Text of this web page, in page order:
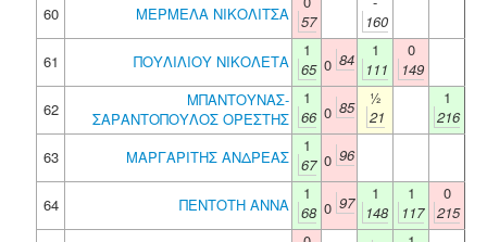
60 ΜΕΡΜΕΛΑ ΝΙΚΟΛΙΤΣΑ 57
160
61
ΠΟΥΛΙΛΙΟΥ ΝΙΚΟΛΕΤΑ
1
65 0 84
1
111
0
149
62
ΜΠΑΝΤΟΥΝΑΣ-
ΣΑΡΑΝΤΟΠΟΥΛΟΣ ΟΡΕΣΤΗΣ
1
66 0 85
½
21
1
216
63
ΜΑΡΓΑΡΙΤΗΣ ΑΝΔΡΕΑΣ
1
67 0 96
64 ΠΕΝΤΟΤΗ ΑΝΝΑ
1
68 0 97
1
148
1
117
0
215